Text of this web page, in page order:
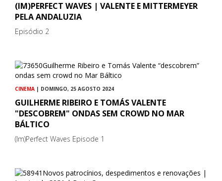
(IM)PERFECT WAVES | VALENTE E MITTERMEYER
PELA ANDALUZIA
Episódio 2
CINEMA | DOMINGO, 25 AGOSTO 2024
GUILHERME RIBEIRO E TOMÁS VALENTE
"DESCOBREM" ONDAS SEM CROWD NO MAR
BÁLTICO
(Im)Perfect Waves Episode 1